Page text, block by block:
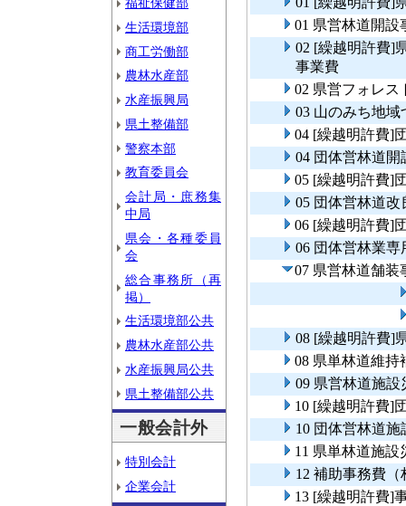
生活環境部
商工労働部
農林水産部
水産振興局
県土整備部
警察本部
教育委員会
会計局・庶務集
中局
県会・各種委員
会
総合事務所（再
掲）
生活環境部公共
農林水産部公共
水産振興局公共
県土整備部公共
一般会計外
特別会計
企業会計
01 県営林道開設
02 [繰越明許費]
事業費
02 県営フォレス
03 山のみち地
04 [繰越明許費]
04 団体営林道開
05 [繰越明許費]
05 団体営林道改
06 [繰越明許費]
06 団体営林業専
07 県営林道舗装
08 [繰越明許費]
08 県単林道維持
09 県営林道施設
10 [繰越明許費]
10 団体営林道
11 県単林道施設
12 補助事務費（
13 [繰越明許費]